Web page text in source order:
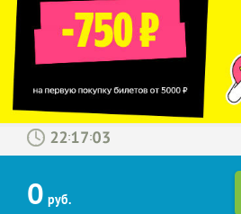
: :
0 руб.